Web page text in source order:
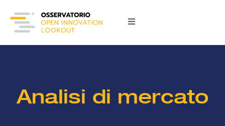
Analisi di mercato